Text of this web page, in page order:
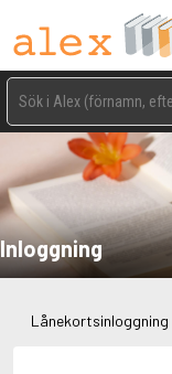
Inloggning
Lånekortsinloggning